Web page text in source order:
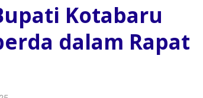
Kotabaru
dalam Rapat